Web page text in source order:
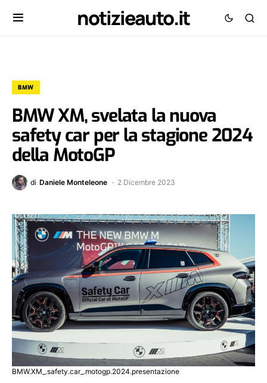
notizieauto.it
BMW
BMW XM, svelata la nuova
safety car per la stagione 2024
della MotoGP
di Daniele Monteleone 2 Dicembre 2023
BMW.XM_.safety.car_.motogp.2024.presentazione